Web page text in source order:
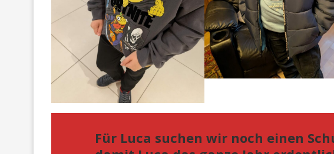
Für Luca suchen wir noch einen